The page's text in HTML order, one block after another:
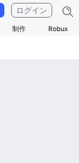
制作 Robux
ログイン